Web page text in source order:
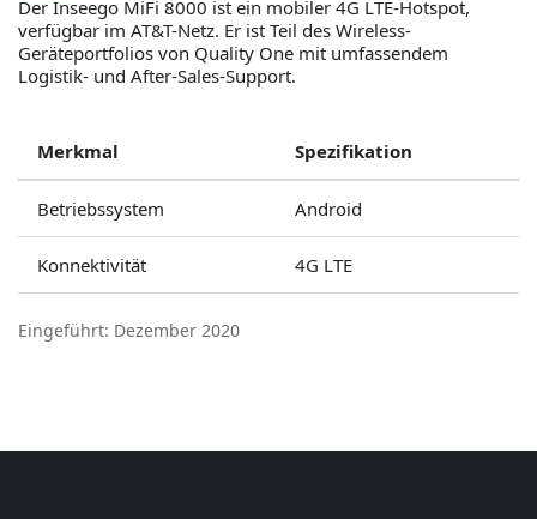
Der Inseego MiFi 8000 ist ein mobiler 4G LTE-Hotspot,
verfügbar im AT&T-Netz. Er ist Teil des Wireless-
Geräteportfolios von Quality One mit umfassendem
Logistik- und After-Sales-Support.
Merkmal Spezifikation
Betriebssystem Android
Konnektivität 4G LTE
Eingeführt: Dezember 2020